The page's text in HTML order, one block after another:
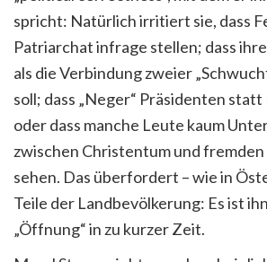
spricht: Natürlich irritiert sie, dass
Patriarchat infrage stellen; dass
als die Verbindung zweier
soll; dass „Neger“ Präsidenten
oder dass manche Leute kaum
zwischen Christentum und
sehen. Das überfordert – wie in
Teile der Landbevölkerung: Es ist
„Öffnung“ in zu kurzer Zeit.